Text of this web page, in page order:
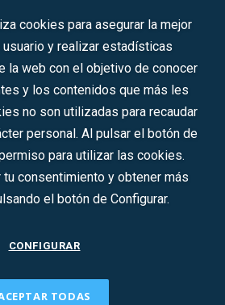
Contacto
para la Gestión de la Innovación y las
en redes sociales:
CONTACTO
cookies para asegurar la mejor
y realizar estadísticas
la web con el objetivo de conocer
y los contenidos que más les
no son utilizadas para recaudar
personal. Al pulsar el botón de
para utilizar las cookies.
consentimiento y obtener más
el botón de Configurar.
CONFIGURAR
TODAS